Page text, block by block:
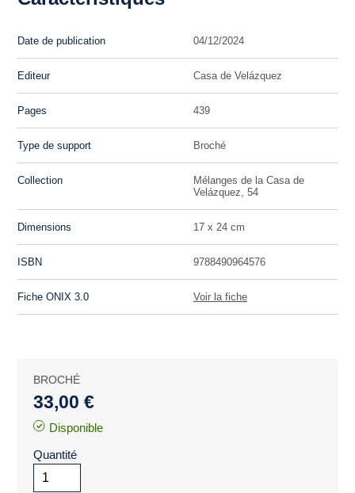
Date de publication 04/12/2024
Editeur Casa de Velázquez
Pages 439
Type de support Broché
Collection
Mélanges de la Casa de
Velázquez, 54
Dimensions 17 x 24 cm
ISBN 9788490964576
Fiche ONIX 3.0 Voir la fiche
BROCHÉ
33,00 €
Disponible
Quantité